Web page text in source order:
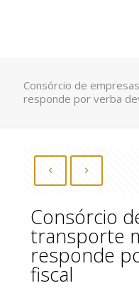
Consórcio de
responde por verba
Consórcio
transporte
responde
fiscal